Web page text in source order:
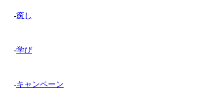
-癒し
-学び
-キャンペーン